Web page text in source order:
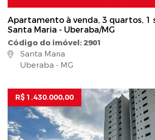
Apartamento à venda, 3 quartos, 1
Santa Maria - Uberaba/MG
Código do imóvel: 2901
Santa Maria
Uberaba - MG
R$ 1.430.000,00